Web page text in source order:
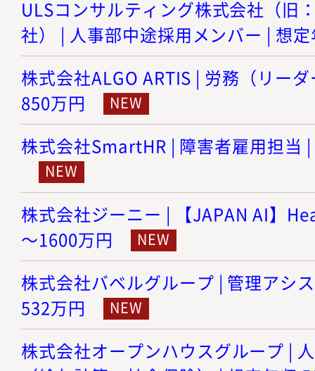
ULSコンサルティング株式会社（旧
社） | 人事部中途採用メンバー | 想
株式会社ALGO ARTIS | 労務（リー
850万円
株式会社SmartHR | 障害者雇用担当
株式会社ジーニー | 【JAPAN AI】
～1600万円
株式会社バベルグループ | 管理アシ
532万円
株式会社オープンハウスグループ |